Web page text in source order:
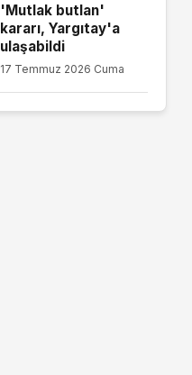
'Mutlak butlan'
kararı, Yargıtay'a
ulaşabildi
17 Temmuz 2026 Cuma